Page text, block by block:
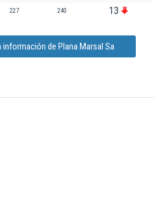
227 240 13
de Plana Marsal Sa